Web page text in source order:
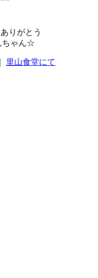
りがとう
ちゃん☆
里山食堂にて